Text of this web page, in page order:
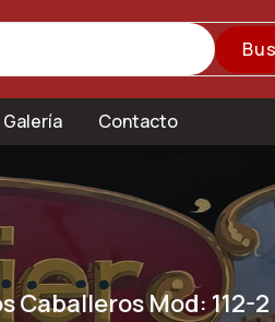
Galería Contacto
Caballeros Mod: 112-2